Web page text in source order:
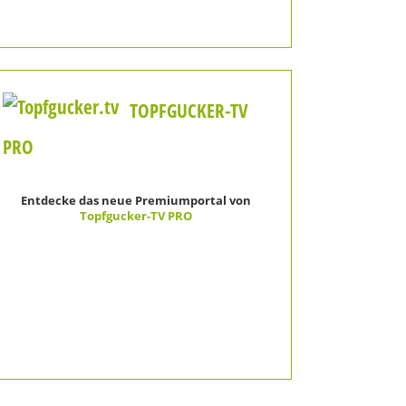
TOPFGUCKER-TV
PRO
Entdecke das neue Premiumportal von
Topfgucker-TV PRO